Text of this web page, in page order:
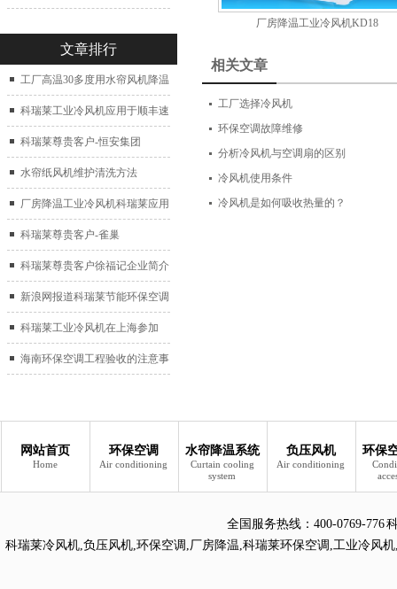
文章排行
工厂高温30多度用水帘风机降温
科瑞莱工业冷风机应用于顺丰速
运仓库通风降温
科瑞莱尊贵客户-恒安集团
水帘纸风机维护清洗方法
厂房降温工业冷风机科瑞莱应用
于广州制鞋厂
科瑞莱尊贵客户-雀巢
科瑞莱尊贵客户徐福记企业简介
新浪网报道科瑞莱节能环保空调
扇
科瑞莱工业冷风机在上海参加
2017中国制冷展
海南环保空调工程验收的注意事
厂房降温工业冷风机KD18
相关文章
工厂选择冷风机
环保空调故障维修
分析冷风机与空调扇的区别
冷风机使用条件
冷风机是如何吸收热量的？
网站首页
Home
环保空调
Air conditioning
水帘降温系统
Curtain cooling
system
负压风机
Air conditioning
环保
全国服务热线： 400-0769-776
科瑞莱冷风机,负压风机,环保空调 ,厂房降温,科瑞莱环保空调 ,工业冷风机